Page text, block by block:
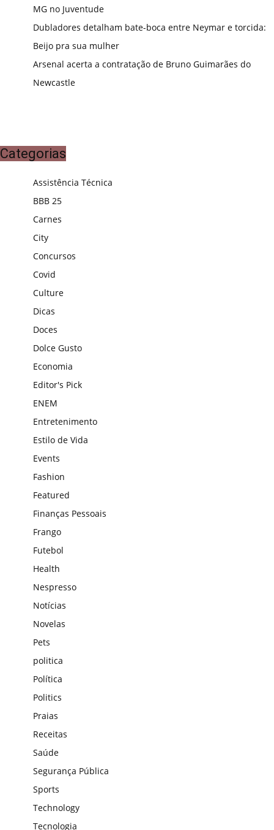
MG no Juventude
Dubladores detalham bate-boca entre Neymar e torcida:
Beijo pra sua mulher
Arsenal acerta a contratação de Bruno Guimarães do
Newcastle
Categorias
Assistência Técnica
BBB 25
Carnes
City
Concursos
Covid
Culture
Dicas
Doces
Dolce Gusto
Economia
Editor's Pick
ENEM
Entretenimento
Estilo de Vida
Events
Fashion
Featured
Finanças Pessoais
Frango
Futebol
Health
Nespresso
Notícias
Novelas
Pets
politica
Política
Politics
Praias
Receitas
Saúde
Segurança Pública
Sports
Technology
Tecnologia